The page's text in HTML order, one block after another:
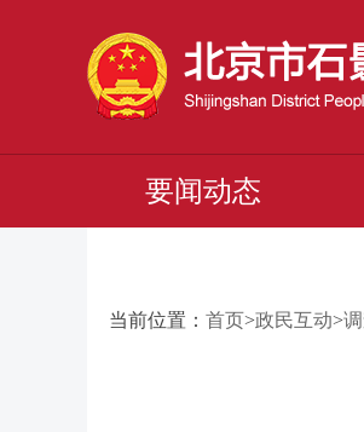
要闻动态
当前位置： 首页>政民互动>